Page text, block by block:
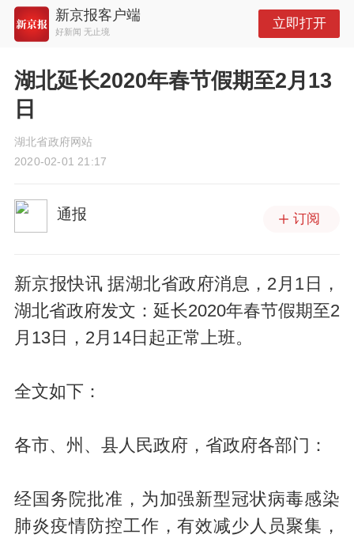
新京报客户端
好新闻 无止境
立即打开
湖北延长2020年春节假期至2月13
日
湖北省政府网站
2020-02-01 21:17
通报 订阅
新京报快讯 据湖北省政府消息，2月1日，
湖北省政府发文：延长2020年春节假期至2
月13日，2月14日起正常上班。
全文如下：
各市、州、县人民政府，省政府各部门：
经国务院批准，为加强新型冠状病毒感染
肺炎疫情防控工作，有效减少人员聚集，